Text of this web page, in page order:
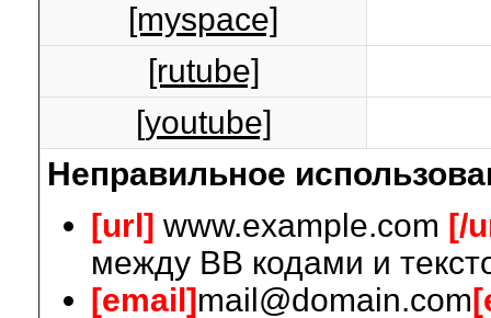
[myspace]
[rutube]
[youtube]
Неправильное
[url] www.example.com [/
между BB кодами и
[email] mail@domain.com